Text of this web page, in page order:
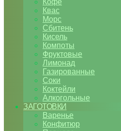
Кофе
Квас
Морс
Сбитень
Кисель
Компоты
Фруктовые
Лимонад
Газированные
Соки
Коктейли
Алкогольные
ЗАГОТОВКИ
Варенье
Конфитюр